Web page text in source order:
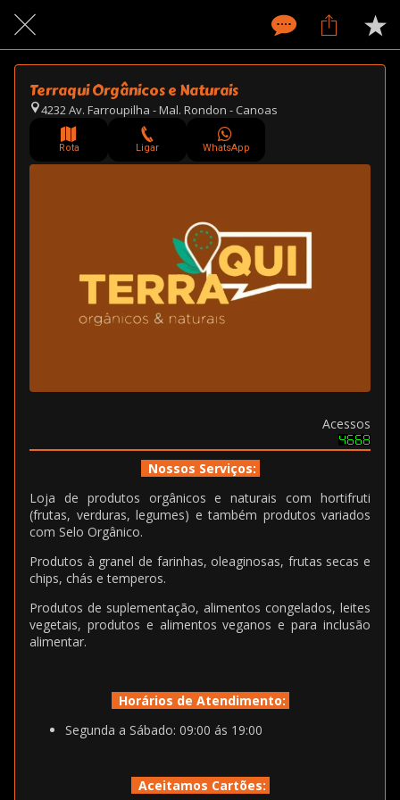
Terraqui Orgânicos e Naturais
4232 Av. Farroupilha - Mal. Rondon - Canoas
Rota Ligar WhatsApp
Acessos
Nossos Serviços:
Loja de produtos orgânicos e naturais com hortifruti
(frutas, verduras, legumes) e também produtos variados
com Selo Orgânico.
Produtos à granel de farinhas, oleaginosas, frutas secas e
chips, chás e temperos.
Produtos de suplementação, alimentos congelados, leites
vegetais, produtos e alimentos veganos e para inclusão
alimentar.
Horários de Atendimento:
Segunda a Sábado: 09:00 ás 19:00
Aceitamos Cartões: